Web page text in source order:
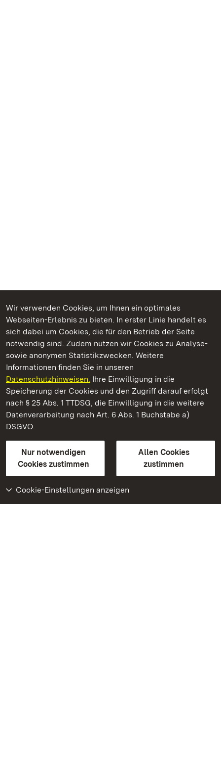
Wir verwenden Cookies, um Ihnen ein optimales
Webseiten-Erlebnis zu bieten. In erster Linie handelt es
sich dabei um Cookies, die für den Betrieb der Seite
notwendig sind. Zudem nutzen wir Cookies zu Analyse-
sowie anonymen Statistikzwecken. Weitere
Informationen finden Sie in unseren
Datenschutzhinweisen. Ihre Einwilligung in die
Speicherung der Cookies und den Zugriff darauf erfolgt
nach § 25 Abs. 1 TTDSG, die Einwilligung in die weitere
Datenverarbeitung nach Art. 6 Abs. 1 Buchstabe a)
DSGVO.
Nur notwendigen
Cookies zustimmen
Allen Cookies
zustimmen
Cookie-Einstellungen anzeigen
Kommen. Staunen. Genießen.
Staatliche Schlösser und Gärten Baden‑Württemberg
Staatliche Schlösser und Gärten Baden-Württemberg
Kontakt
GebärdenspracheLeichte Sprache
Erklärung zur Barrierefreiheit
BITV-konform (geprüfte Seiten)
Weiteres